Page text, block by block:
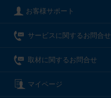
お客様サポート
サービスに関するお問合せ
取材に関するお問合せ
マイページ